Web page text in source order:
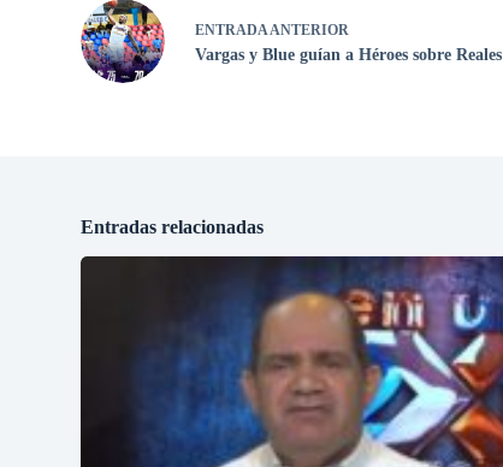
ENTRADAANTERIOR
Vargas y Blue guían a Héroes sobre Reales
Entradas relacionadas